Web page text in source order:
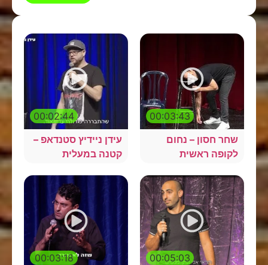
00:03:43
שחר חסון – נחום
לקופה ראשית
00:02:44
עידן ניידיץ סטנדאפ –
קטנה במעלית
00:05:03
00:03:18